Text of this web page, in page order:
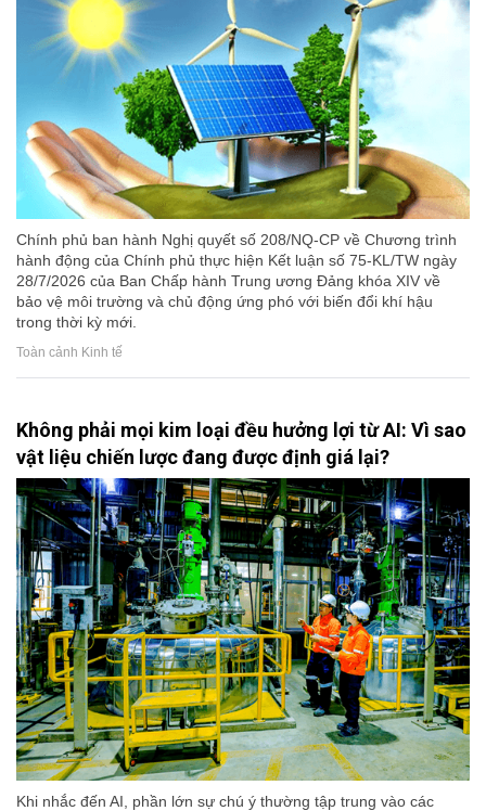
Chính phủ ban hành Nghị quyết số 208/NQ-CP về Chương trình
hành động của Chính phủ thực hiện Kết luận số 75-KL/TW ngày
28/7/2026 của Ban Chấp hành Trung ương Đảng khóa XIV về
bảo vệ môi trường và chủ động ứng phó với biến đổi khí hậu
trong thời kỳ mới.
Toàn cảnh Kinh tế
Không phải mọi kim loại đều hưởng lợi từ AI: Vì sao
vật liệu chiến lược đang được định giá lại?
Khi nhắc đến AI, phần lớn sự chú ý thường tập trung vào các